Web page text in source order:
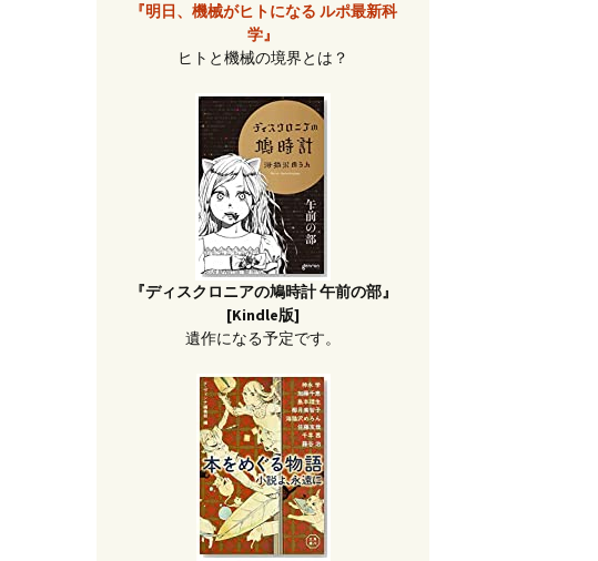
『明日、機械がヒトになる ルポ最新科
学』
ヒトと機械の境界とは？
『ディスクロニアの鳩時計 午前の部』
[Kindle版]
遺作になる予定です。